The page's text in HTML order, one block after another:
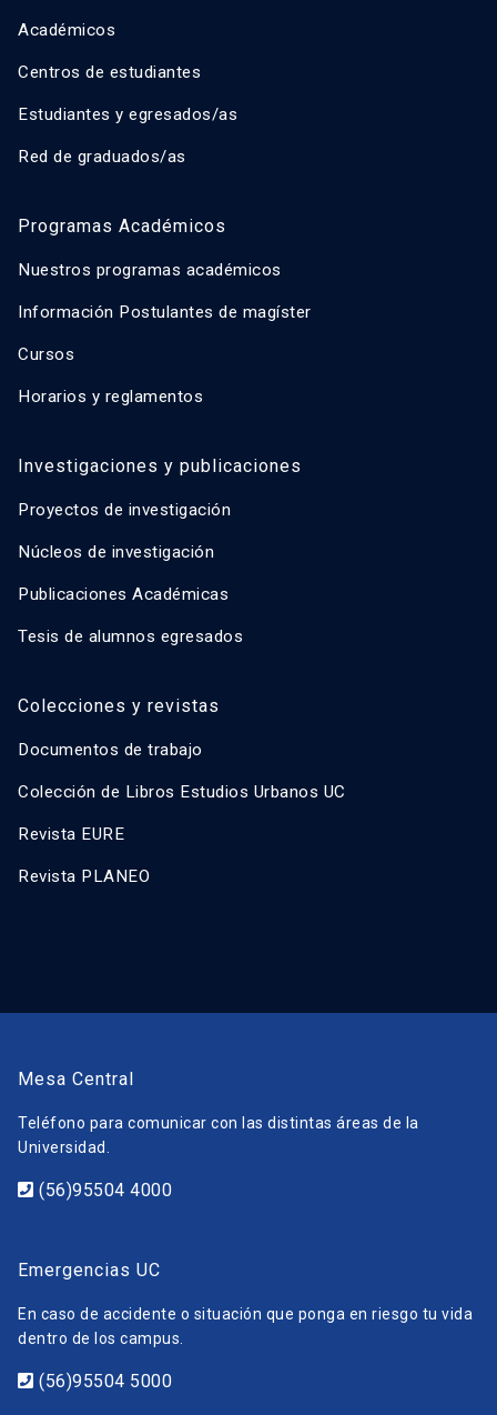
Académicos
Centros de estudiantes
Estudiantes y egresados/as
Red de graduados/as
Programas Académicos
Nuestros programas académicos
Información Postulantes de magíster
Cursos
Horarios y reglamentos
Investigaciones y publicaciones
Proyectos de investigación
Núcleos de investigación
Publicaciones Académicas
Tesis de alumnos egresados
Colecciones y revistas
Documentos de trabajo
Colección de Libros Estudios Urbanos UC
Revista EURE
Revista PLANEO
Mesa Central
Teléfono para comunicar con las distintas áreas de la
Universidad.
(56)95504 4000
Emergencias UC
En caso de accidente o situación que ponga en riesgo tu vida
dentro de los campus.
(56)95504 5000